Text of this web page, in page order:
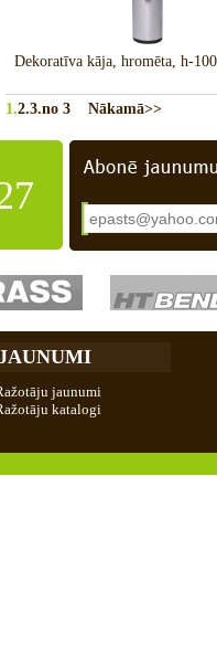
Dekoratīva kāja, hromēta, h-
1.2.3.no 3 Nākamā>>
jaunumi
katalogi